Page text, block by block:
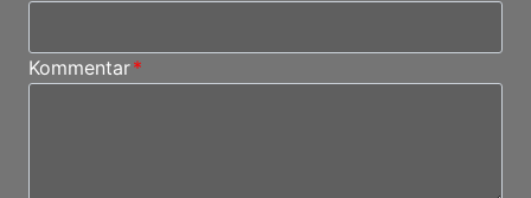
Kommentar*